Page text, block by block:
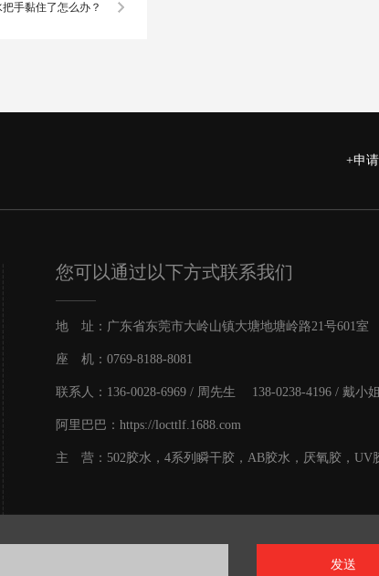
把手黏住了怎么办？
+申
您可以通过以下方式联系我们
地 址：广东省东莞市大岭山镇大塘地塘岭路21号601室
座 机：0769-8188-8081
联系人：136-0028-6969 / 周先生 138-0238-4196 / 戴小
阿里巴巴：https://locttlf.1688.com
主 营：502胶水，4系列瞬干胶，AB胶水，厌氧胶，UV